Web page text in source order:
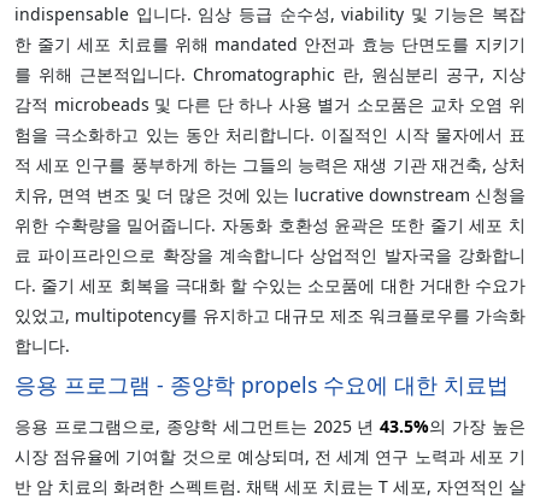
indispensable 입니다. 임상 등급 순수성, viability 및 기능은 복잡
한 줄기 세포 치료를 위해 mandated 안전과 효능 단면도를 지키기
를 위해 근본적입니다. Chromatographic 란, 원심분리 공구, 지상
감적 microbeads 및 다른 단 하나 사용 별거 소모품은 교차 오염 위
험을 극소화하고 있는 동안 처리합니다. 이질적인 시작 물자에서 표
적 세포 인구를 풍부하게 하는 그들의 능력은 재생 기관 재건축, 상처
치유, 면역 변조 및 더 많은 것에 있는 lucrative downstream 신청을
위한 수확량을 밀어줍니다. 자동화 호환성 윤곽은 또한 줄기 세포 치
료 파이프라인으로 확장을 계속합니다 상업적인 발자국을 강화합니
다. 줄기 세포 회복을 극대화 할 수있는 소모품에 대한 거대한 수요가
있었고, multipotency를 유지하고 대규모 제조 워크플로우를 가속화
합니다.
응용 프로그램 - 종양학 propels 수요에 대한 치료법
응용 프로그램으로, 종양학 세그먼트는 2025 년43.5%의 가장 높은
시장 점유율에 기여할 것으로 예상되며, 전 세계 연구 노력과 세포 기
반 암 치료의 화려한 스펙트럼. 채택 세포 치료는 T 세포, 자연적인 살